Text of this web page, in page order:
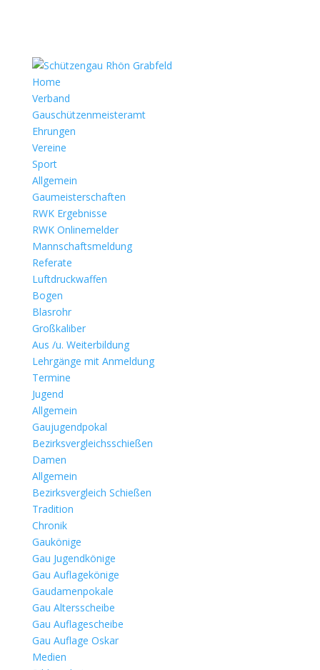
Home
Verband
Gauschützenmeisteramt
Ehrungen
Vereine
Sport
Allgemein
Gaumeisterschaften
RWK Ergebnisse
RWK Onlinemelder
Mannschaftsmeldung
Referate
Luftdruckwaffen
Bogen
Blasrohr
Großkaliber
Aus /u. Weiterbildung
Lehrgänge mit Anmeldung
Termine
Jugend
Allgemein
Gaujugendpokal
Bezirksvergleichsschießen
Damen
Allgemein
Bezirksvergleich Schießen
Tradition
Chronik
Gaukönige
Gau Jugendkönige
Gau Auflagekönige
Gaudamenpokale
Gau Altersscheibe
Gau Auflagescheibe
Gau Auflage Oskar
Medien